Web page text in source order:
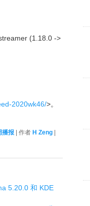
(1.18.0 ->
2020wk46/>。
播报 | 作者 H Zeng
5.20.0 和 KDE